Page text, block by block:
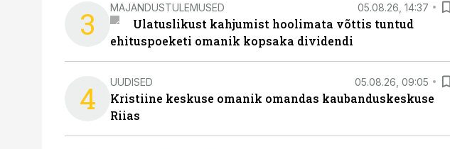
3 MAJANDUSTULEMUSED 05.08.26, 14:37
Ulatuslikust kahjumist hoolimata võttis tuntud
ehituspoeketi omanik kopsaka dividendi
4 UUDISED 05.08.26, 09:05
Kristiine keskuse omanik omandas kaubanduskeskuse
Riias